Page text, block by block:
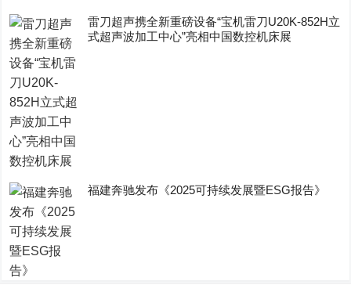
雷刀超声携全新重磅设备“宝机雷刀U20K-852H立
式超声波加工中心”亮相中国数控机床展
福建奔驰发布《2025可持续发展暨ESG报告》